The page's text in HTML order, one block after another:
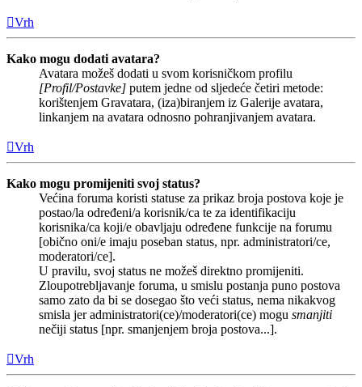
Vrh
Kako mogu dodati avatara?
Avatara možeš dodati u svom korisničkom profilu
[Profil/Postavke] putem jedne od sljedeće četiri metode:
korištenjem Gravatara, (iza)biranjem iz Galerije avatara,
linkanjem na avatara odnosno pohranjivanjem avatara.
Vrh
Kako mogu promijeniti svoj status?
Većina foruma koristi statuse za prikaz broja postova koje je
postao/la određeni/a korisnik/ca te za identifikaciju
korisnika/ca koji/e obavljaju određene funkcije na forumu
[obično oni/e imaju poseban status, npr. administratori/ce,
moderatori/ce].
U pravilu, svoj status ne možeš direktno promijeniti.
Zloupotrebljavanje foruma, u smislu postanja puno postova
samo zato da bi se dosegao što veći status, nema nikakvog
smisla jer administratori(ce)/moderatori(ce) mogu smanjiti
nečiji status [npr. smanjenjem broja postova...].
Vrh